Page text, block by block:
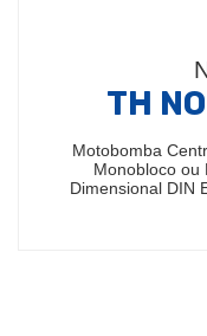
TH
Motobomba
Monobloco ou
Dimensional DIN